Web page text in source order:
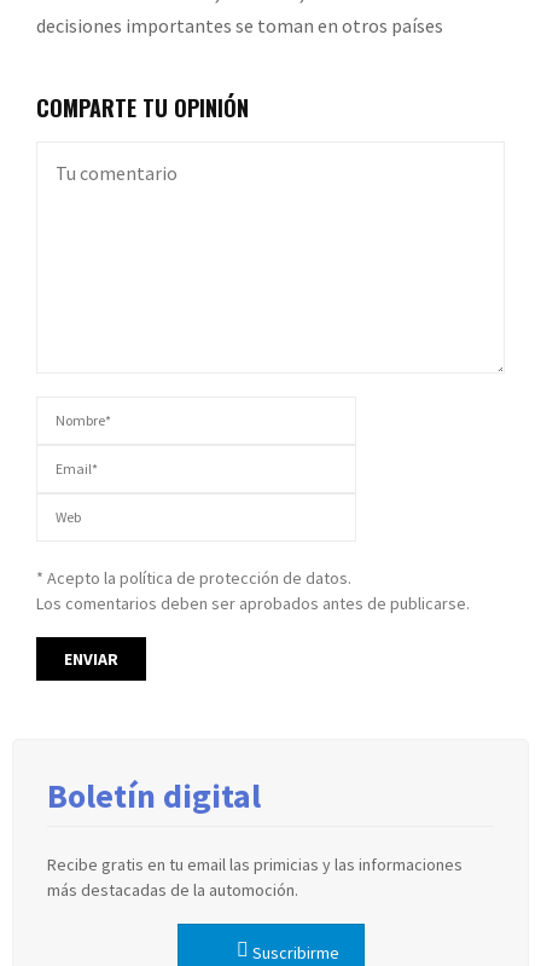
decisiones importantes se toman en otros países
COMPARTE TU OPINIÓN
* Acepto la política de protección de datos.
Los comentarios deben ser aprobados antes de publicarse.
Boletín digital
Recibe gratis en tu email las primicias y las informaciones
más destacadas de la automoción.
Suscribirme